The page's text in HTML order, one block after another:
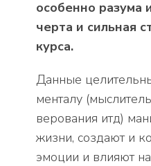
особенно разума
черта и сильная
курса.
Данные
менталу
верования итд)
жизни, создают и
эмоции и влияют